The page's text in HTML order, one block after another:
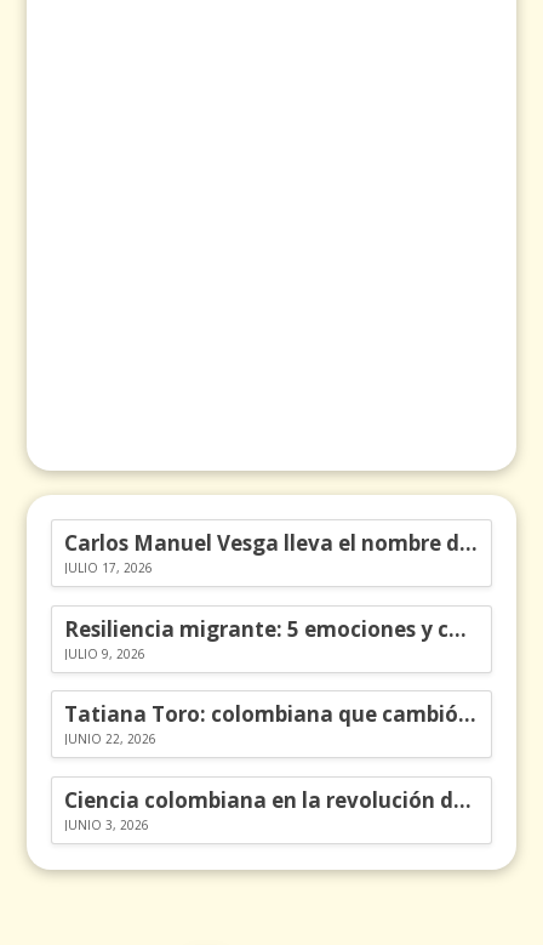
Carlos Manuel Vesga lleva el nombre de Colombia a los Emmy
JULIO 17, 2026
Resiliencia migrante: 5 emociones y cómo gestionarlas
JULIO 9, 2026
Tatiana Toro: colombiana que cambió la historia de las matemáticas
JUNIO 22, 2026
Ciencia colombiana en la revolución de los órganos en chips
JUNIO 3, 2026